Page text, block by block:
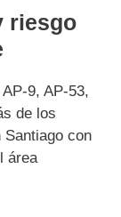
riesgo
9, AP-53,
de los
con
área